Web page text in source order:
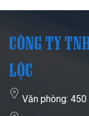
CÔNG TY
LỘC
Văn phòng: 450